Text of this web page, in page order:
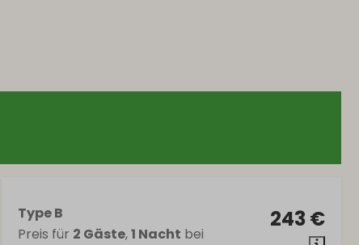
243 €
Type B
Preis für 2 Gäste,1 Nacht bei